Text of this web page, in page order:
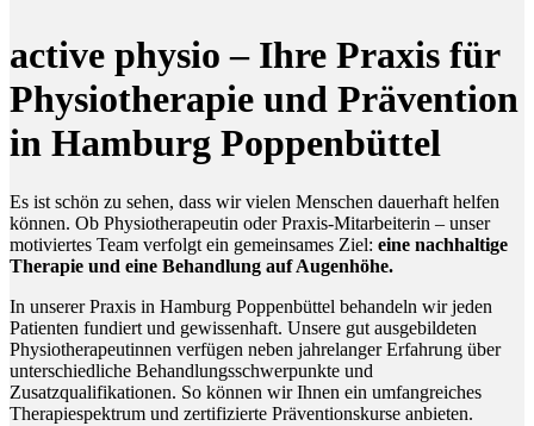
active physio – Ihre Praxis für
Physiotherapie und Prävention
in Hamburg Poppenbüttel
Es ist schön zu sehen, dass wir vielen Menschen dauerhaft helfen
können. Ob Physiotherapeutin oder Praxis-Mitarbeiterin – unser
motiviertes Team verfolgt ein gemeinsames Ziel: eine nachhaltige
Therapie und eine Behandlung auf Augenhöhe.
In unserer Praxis in Hamburg Poppenbüttel behandeln wir jeden
Patienten fundiert und gewissenhaft. Unsere gut ausgebildeten
Physiotherapeutinnen verfügen neben jahrelanger Erfahrung über
unterschiedliche Behandlungsschwerpunkte und
Zusatzqualifikationen. So können wir Ihnen ein umfangreiches
Therapiespektrum und zertifizierte Präventionskurse anbieten.